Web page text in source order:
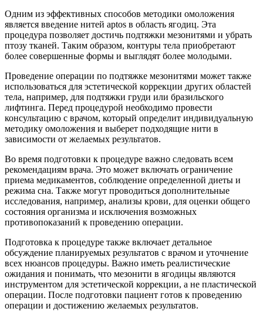
Одним из эффективных способов методики омоложения
является введение нитей aptos в область ягодиц. Эта
процедура позволяет достичь подтяжки мезонитями и убрать
птозу тканей. Таким образом, контуры тела приобретают
более совершенные формы и выглядят более молодыми.
Проведение операции по подтяжке мезонитями может также
использоваться для эстетической коррекции других областей
тела, например, для подтяжки груди или бразильского
лифтинга. Перед процедурой необходимо провести
консультацию с врачом, который определит индивидуальную
методику омоложения и выберет подходящие нити в
зависимости от желаемых результатов.
Во время подготовки к процедуре важно следовать всем
рекомендациям врача. Это может включать ограничение
приема медикаментов, соблюдение определенной диеты и
режима сна. Также могут проводиться дополнительные
исследования, например, анализы крови, для оценки общего
состояния организма и исключения возможных
противопоказаний к проведению операции.
Подготовка к процедуре также включает детальное
обсуждение планируемых результатов с врачом и уточнение
всех нюансов процедуры. Важно иметь реалистические
ожидания и понимать, что мезонити в ягодицы являются
инструментом для эстетической коррекции, а не пластической
операции. После подготовки пациент готов к проведению
операции и достижению желаемых результатов.